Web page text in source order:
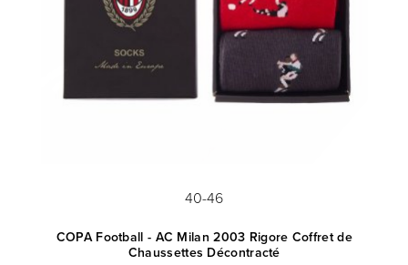
40-46
COPA Football - AC Milan 2003 Rigore Coffret de
Chaussettes Décontracté